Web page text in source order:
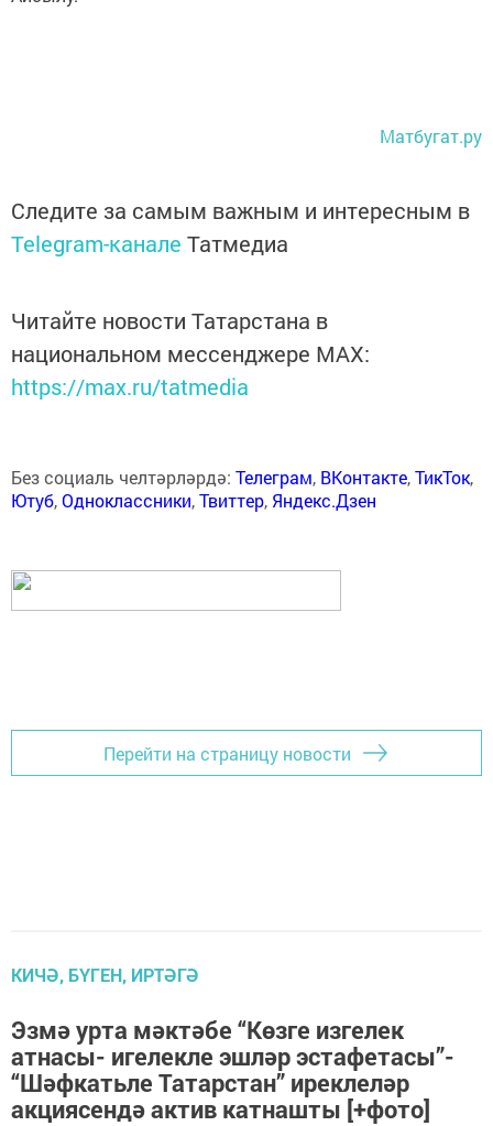
Матбугат.ру
Следите за самым важным и интересным в
Telegram-канале Татмедиа
Читайте новости Татарстана в
национальном мессенджере MАХ:
https://max.ru/tatmedia
Без социаль челтәрләрдә: Телеграм, ВКонтакте,ТикТок,
Ютуб,Одноклассники,Твиттер, Яндекс.Дзен
Перейти на страницу новости
КИЧӘ, БҮГЕН, ИРТӘГӘ
Эзмә урта мәктәбе “Көзге изгелек
атнасы- игелекле эшләр эстафетасы”-
“Шәфкатьле Татарстан” иреклеләр
акциясендә актив катнашты [+фото]